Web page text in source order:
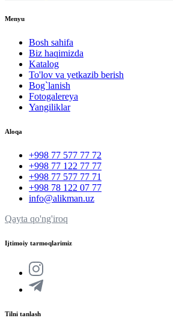
Menyu
Bosh sahifa
Biz haqimizda
Katalog
To'lov va yetkazib berish
Bog`lanish
Fotogalereya
Yangiliklar
Aloqa
+998 77 577 77 72
+998 77 122 77 77
+998 77 577 77 71
+998 78 122 07 77
info@alikman.uz
Qayta qo'ng'iroq
Ijtimoiy tarmoqlarimiz
Tilni tanlash